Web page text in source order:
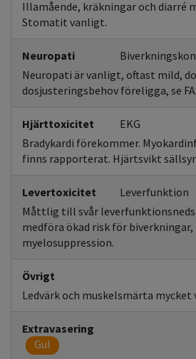
Illamående, kräkningar och diarré
Stomatit vanligt.
Neuropati
Neuropati är vanligt, oftast mild,
dosjusteringsbehov föreligga, se
Hjärttoxicitet
EKG
Bradykardi förekommer.
finns rapporterat. Hjärtsvikt
Levertoxicitet
Leverfunktion
Måttlig till svår
medföra ökad risk för
myelosuppression.
Övrigt
Ledvärk och muskelsmärta mycket
Extravasering
Gul